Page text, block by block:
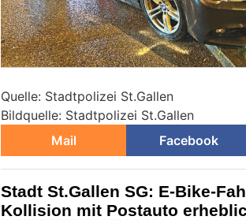
Quelle: Stadtpolizei St.Gallen
Bildquelle: Stadtpolizei St.Gallen
Mail
Facebook
Stadt St.Gallen SG: E-Bike-
Kollision mit Postauto